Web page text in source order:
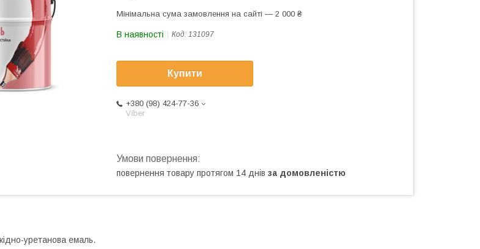
Мінімальна сума замовлення на сайті — 2 000 ₴
В наявності Код: 131097
Купити
+380 (98) 424-77-36
Viber
повернення товару протягом 14 днів за домовленістю
уретанова емаль.